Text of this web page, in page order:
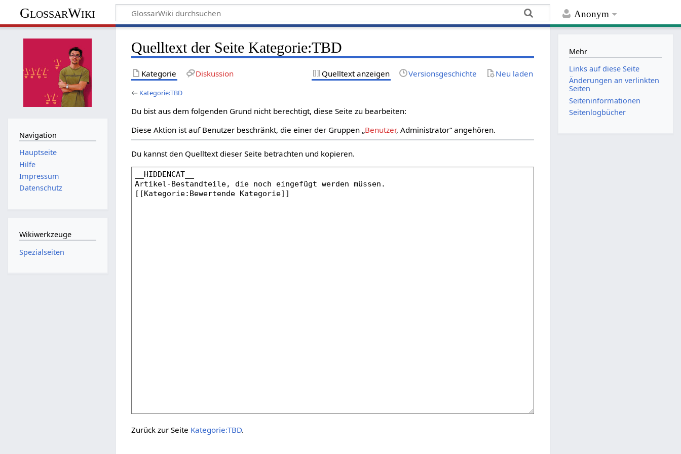
Anonym
GlossarWiki
Quelltext der Seite Kategorie:TBD
Kategorie Diskussion Quelltext anzeigen Versionsgeschichte Neu laden
← Kategorie:TBD
Du bist aus dem folgenden Grund nicht berechtigt, diese Seite zu bearbeiten:
Diese Aktion ist auf Benutzer beschränkt, die einer der Gruppen „Benutzer, Administrator“ angehören.
Du kannst den Quelltext dieser Seite betrachten und kopieren.
Zurück zur Seite Kategorie:TBD.
Navigation
Hauptseite
Hilfe
Impressum
Datenschutz
Wikiwerkzeuge
Spezialseiten
Mehr
Links auf diese Seite
Änderungen an verlinkten
Seiten
Seiten­­informationen
Seitenlogbücher